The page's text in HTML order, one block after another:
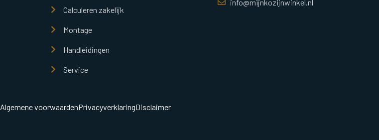
Calculeren zakelijk
Montage
Handleidingen
Service
info@mijnkozijnwinkel.nl
Algemene voorwaardenPrivacyverklaringDisclaimer